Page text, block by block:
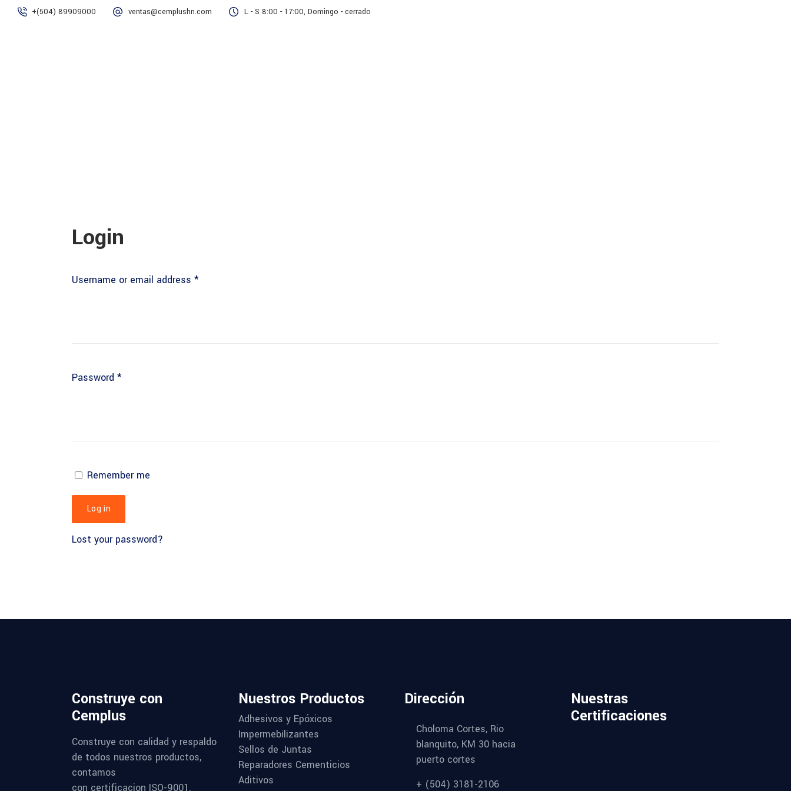
+(504) 89909000 ventas@cemplushn.com L - S 8:00 - 17:00, Domingo - cerrado
Login
Username or email address *Required
Password *Required
Remember me
Log in
Lost your password?
Construye con
Cemplus
Construye con calidad y respaldo
de todos nuestros productos,
contamos
con certificacion ISO-9001.
Nuestros Productos
Adhesivos y Epóxicos
Impermebilizantes
Sellos de Juntas
Reparadores Cementicios
Aditivos
Dirección
Choloma Cortes, Rio
blanquito, KM 30 hacia
puerto cortes
+ (504) 3181-2106
Nuestras
Certificaciones